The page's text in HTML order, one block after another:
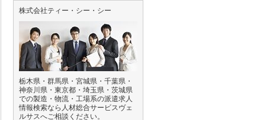
株式会社ティー・シー・シー
栃木県・群馬県・宮城県・千葉県・
神奈川県・東京都・埼玉県・茨城県
での製造・物流・工場系の派遣求人
情報検索なら人材総合サービスヴェ
ルサスへご相談ください。